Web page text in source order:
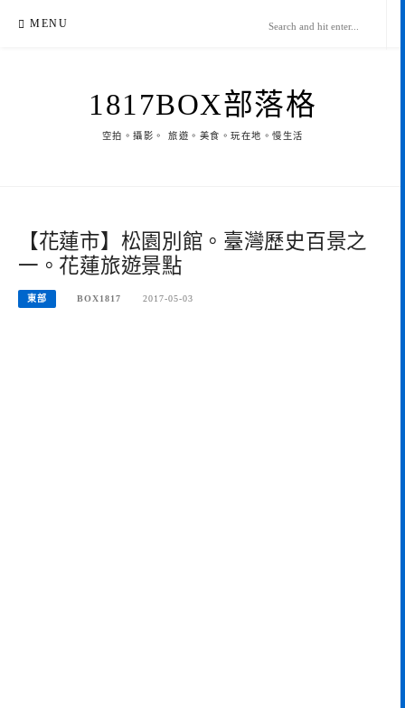
MENU
1817BOX部落格
空拍。攝影。 旅遊。美食。玩在地。慢生活
【花蓮市】松園別館。臺灣歷史百景之
一。花蓮旅遊景點
東部 BOX1817 2017-05-03